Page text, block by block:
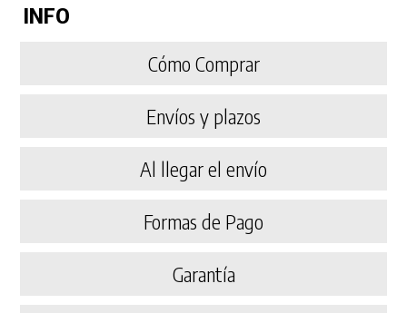
INFO
Cómo Comprar
Envíos y plazos
Al llegar el envío
Formas de Pago
Garantía